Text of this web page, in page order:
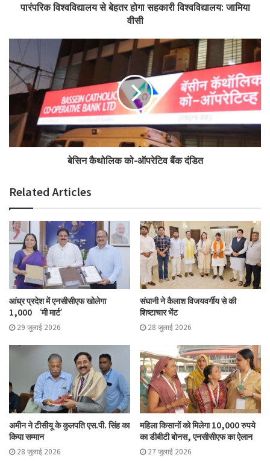
पारंपरिक विश्वविद्यालय से बेहतर होगा सहकारी विश्वविद्यालय: जामिया
वीसी
बेसिन कैथोलिक को-ऑपरेटिव बैंक दंडित
Related Articles
आंध्र प्रदेश में एनसीसीएफ खोलेगा
1,000 ‘मी मार्ट’
29 जुलाई 2026
संघानी ने कैलाश विजयवर्गीय से की
शिष्टाचार भेंट
28 जुलाई 2026
अमीन ने टीसीयू के कुलपति एस.पी. सिंह का
किया सम्मान
28 जुलाई 2026
महिला किसानों को मिलेगा 10,000 रुपये
का डीबीटी बोनस, एनसीसीएफ का ऐलान
27 जुलाई 2026